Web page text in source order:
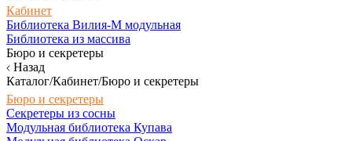
Кабинет
Библиотека Вилия-М модульная
Библиотека из массива
Бюро и секретеры
Назад
Каталог/Кабинет/Бюро и секретеры
Бюро и секретеры
Секретеры из сосны
Модульная библиотека Купава